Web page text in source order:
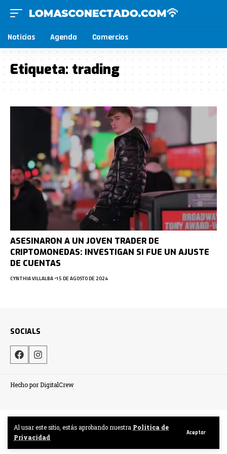
Al usar este sitio, estás aprobando nuestra Politica de
Privacidad
Aceptar
Noticias Agenda Comercios
Etiqueta:trading
ASESINARON A UN JOVEN TRADER DE
CRIPTOMONEDAS: INVESTIGAN SI FUE UN AJUSTE
DE CUENTAS
CYNTHIA VILLALBA 15 DE AGOSTO DE 2024
SOCIALS
Hecho por DigitalCrew